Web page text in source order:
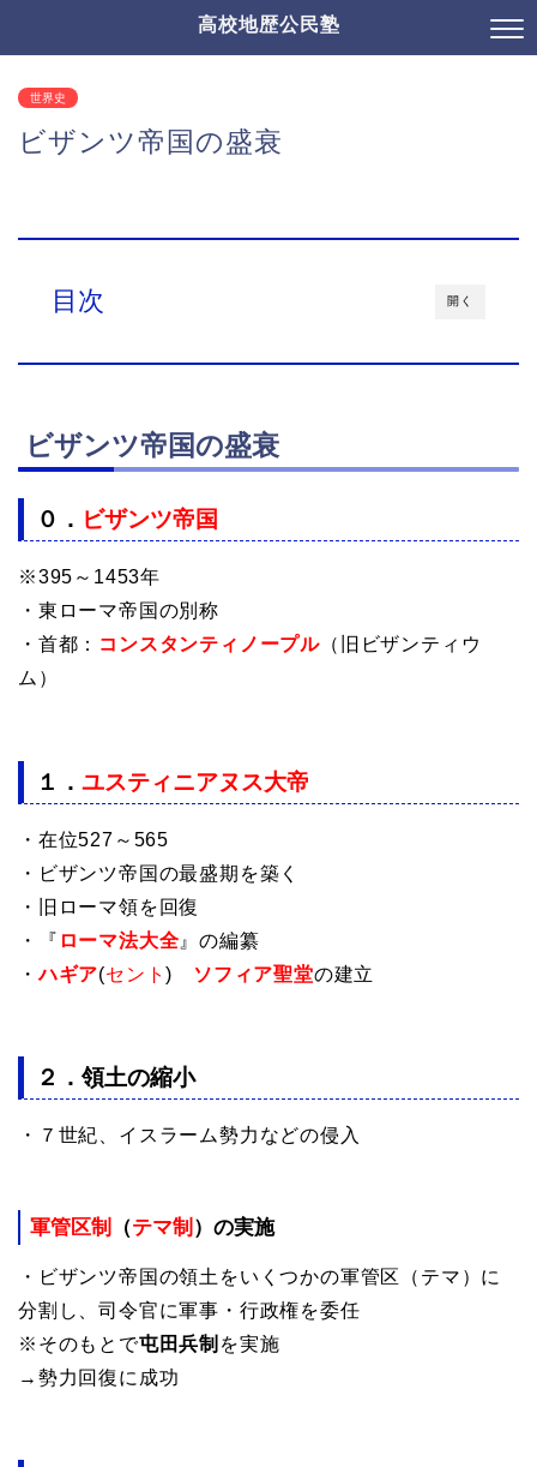
高校地歴公民塾
世界史
ビザンツ帝国の盛衰
開く
目次
ビザンツ帝国の盛衰
０． ビザンツ帝国
※395～1453年
・東ローマ帝国の別称
・首都： コンスタンティノープル （旧ビザンティウ
ム）
１． ユスティニアヌス大帝
・在位527～565
・ビザンツ帝国の最盛期を築く
・旧ローマ領を回復
・『 ローマ法大全 』の編纂
・ハギア(セント) ゠ソフィア聖堂の建立
２．領土の縮小
・７世紀、イスラーム勢力などの侵入
軍管区制 （テマ制 ）の実施
・ビザンツ帝国の領土をいくつかの軍管区（テマ）に
分割し、司令官に軍事・行政権を委任
※そのもとで屯田兵制 を実施
→勢力回復に成功